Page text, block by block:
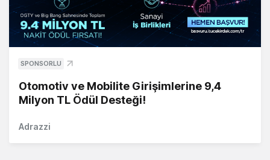
SPONSORLU
Otomotiv ve Mobilite Girişimlerine 9,4
Milyon TL Ödül Desteği!
Adrazzi